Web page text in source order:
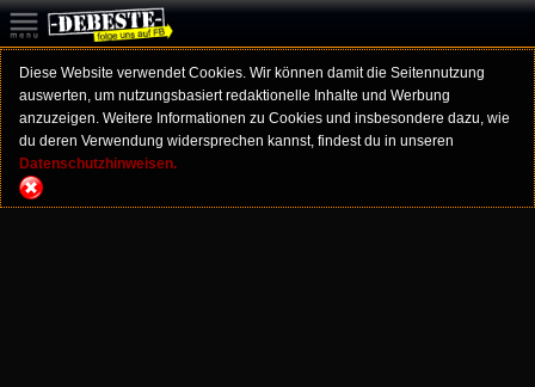
Diese Website verwendet Cookies. Wir können damit die Seitennutzung
auswerten, um nutzungsbasiert redaktionelle Inhalte und Werbung
anzuzeigen. Weitere Informationen zu Cookies und insbesondere dazu, wie
du deren Verwendung widersprechen kannst, findest du in unseren
Datenschutzhinweisen.